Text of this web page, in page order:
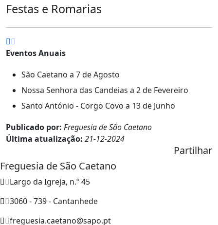
Festas e Romarias
Eventos Anuais
São Caetano a 7 de Agosto
Nossa Senhora das Candeias a 2 de Fevereiro
Santo António - Corgo Covo a 13 de Junho
Publicado por: Freguesia de São Caetano
Última atualização: 21-12-2024
Partilhar
Freguesia de São Caetano
Largo da Igreja, n.º 45
3060 - 739 - Cantanhede
freguesia.caetano@sapo.pt